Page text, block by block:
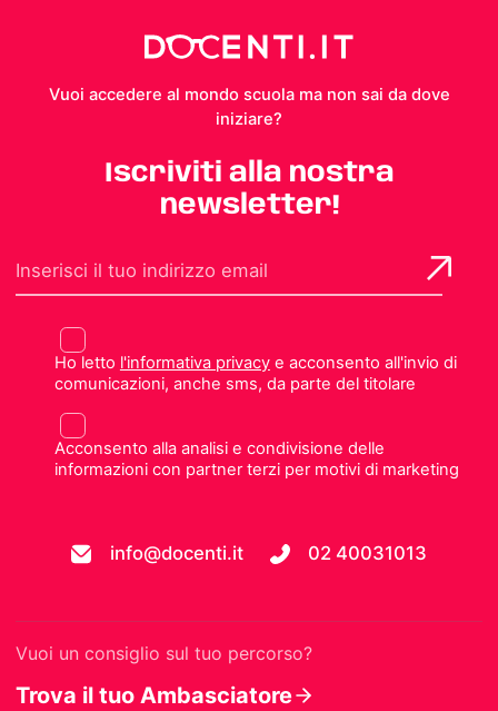
Vuoi accedere al mondo scuola ma non sai da dove
iniziare?
Iscriviti alla nostra
newsletter!
Ho letto l'informativa privacye acconsento all'invio di
comunicazioni, anche sms, da parte del titolare
Acconsento alla analisi e condivisione delle
informazioni con partner terzi per motivi di marketing
info@docenti.it 02 40031013
Vuoi un consiglio sul tuo percorso?
Trova il tuo Ambasciatore